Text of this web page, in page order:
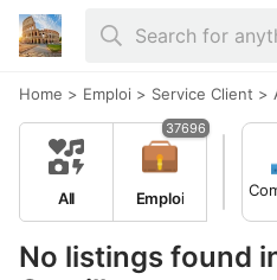
Home > Emploi > Service Client >
No listings found
All Emploi
37696